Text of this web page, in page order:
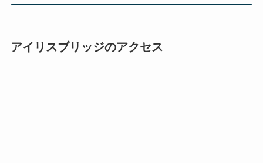
アイリスブリッジのアクセス